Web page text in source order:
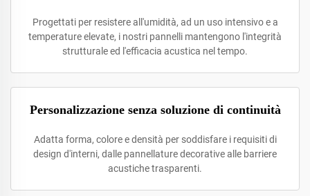
Progettati per resistere all'umidità, ad un uso intensivo e a
temperature elevate, i nostri pannelli mantengono l'integrità
strutturale ed l'efficacia acustica nel tempo.
Personalizzazione senza soluzione di continuità
Adatta forma, colore e densità per soddisfare i requisiti di
design d'interni, dalle pannellature decorative alle barriere
acustiche trasparenti.